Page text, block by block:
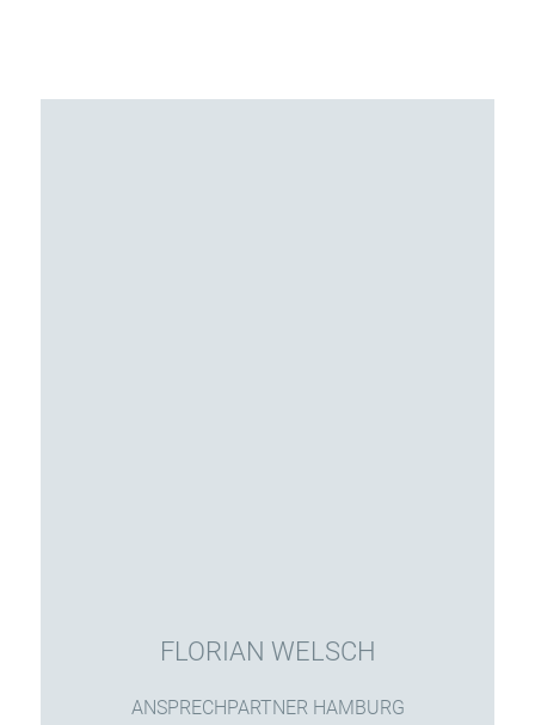
FLORIAN WELSCH
ANSPRECHPARTNER HAMBURG